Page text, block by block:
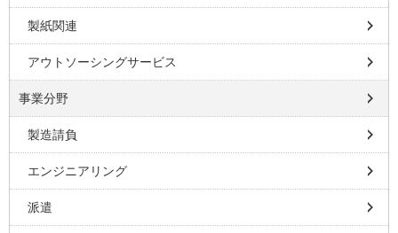
製紙関連
アウトソーシングサービス
事業分野
製造請負
エンジニアリング
派遣